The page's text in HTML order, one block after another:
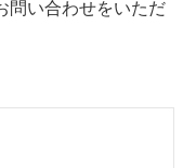
問い合わせをいただ